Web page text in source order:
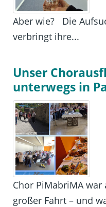
Aber wie? Die
verbringt ihre...
Unser
unterwegs in
Chor PiMabriMA
großer Fahrt – und